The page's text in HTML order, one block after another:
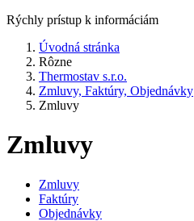
Rýchly prístup k informáciám
Úvodná stránka
Rôzne
Thermostav s.r.o.
Zmluvy, Faktúry, Objednávky
Zmluvy
Zmluvy
Zmluvy
Faktúry
Objednávky